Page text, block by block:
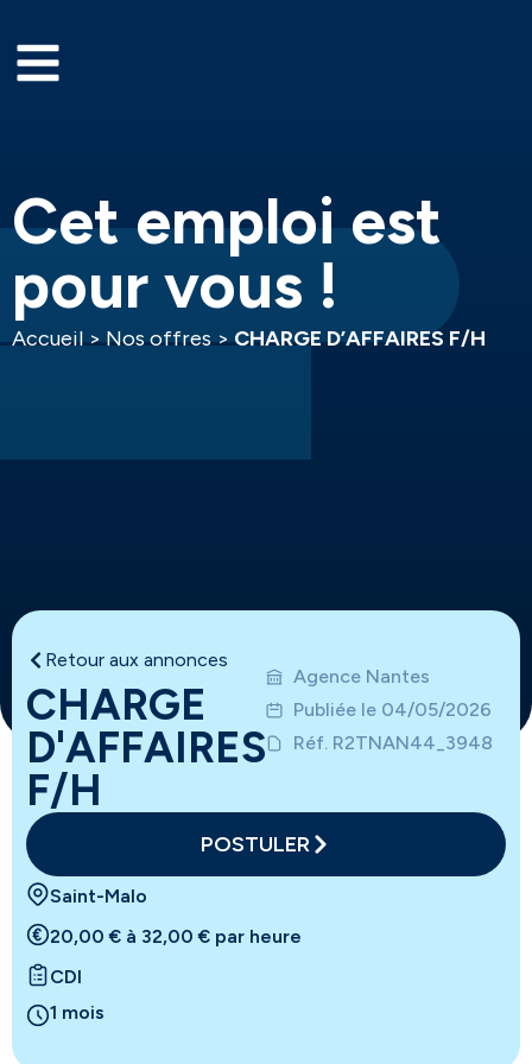
Preferences
Cet emploi est
pour vous !
Accueil>Nos offres>CHARGE D’AFFAIRES F/H
Retour aux annonces
CHARGE
D'AFFAIRES
F/H
Agence Nantes
Publiée le 04/05/2026
Réf. R2TNAN44_3948
POSTULER
Saint-Malo
20,00 € à 32,00 € par heure
CDI
1 mois